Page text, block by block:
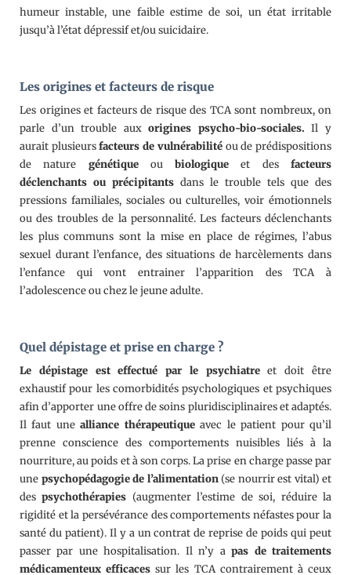
humeur instable, une faible estime de soi, un état irritable
jusqu’à l’état dépressif et/ou suicidaire.
Les origines et facteurs de risque
Les origines et facteurs de risque des TCA sont nombreux, on
parle d’un trouble auxorigines psycho-bio-sociales. Il y
aurait plusieursfacteurs de vulnérabilité ou de prédispositions
de nature génétiqueoubiologique et desfacteurs
déclenchants ou précipitants dans le trouble tels que des
pressions familiales, sociales ou culturelles, voir émotionnels
ou des troubles de la personnalité. Les facteurs déclenchants
les plus communs sont la mise en place de régimes, l’abus
sexuel durant l’enfance, des situations de harcèlements dans
l’enfance qui vont entrainer l’apparition des TCA à
l’adolescence ou chez le jeune adulte.
Quel dépistage et prise en charge ?
Le dépistage est effectué par le psychiatreet doit être
exhaustif pour les comorbidités psychologiques et psychiques
afin d’apporter une offre de soins pluridisciplinaires et adaptés.
Il faut unealliance thérapeutiqueavec le patient pour qu’il
prenne conscience des comportements nuisibles liés à la
nourriture, au poids et à son corps. La prise en charge passe par
une psychopédagogie de l’alimentation(se nourrir est vital) et
despsychothérapies (augmenter l’estime de soi, réduire la
rigidité et la persévérance des comportements néfastes pour la
santé du patient). Il y a un contrat de reprise de poids qui peut
passer par une hospitalisation. Il n’y apas de traitements
médicamenteux efficaces sur les TCA contrairement à ceux